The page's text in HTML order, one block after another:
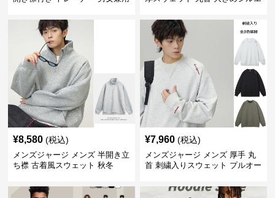
¥8,580 (税込)
メンズジャージ メンズ 半開き立
ち襟 古着風スウェット 秋冬
¥7,960 (税込)
メンズジャージ メンズ 厚手 丸
首 刺繍入りスウェット プルオー